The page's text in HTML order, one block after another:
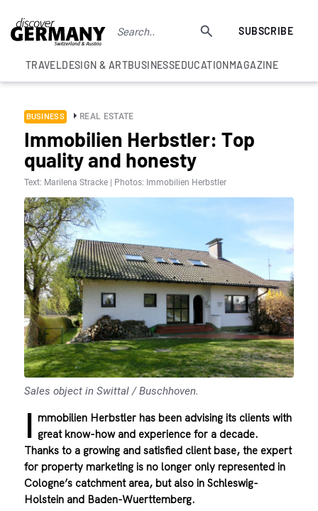
SUBSCRIBE
TRAVELDESIGN & ARTBUSINESSEDUCATIONMAGAZINE
BUSINESS REAL ESTATE
Immobilien Herbstler: Top
quality and honesty
Text: Marilena Stracke | Photos: Immobilien Herbstler
Sales object in Swittal / Buschhoven.
I mmobilien Herbstler has been advising its clients with
great know-how and experience for a decade.
Thanks to a growing and satisfied client base, the expert
for property marketing is no longer only represented in
Cologne’s catchment area, but also in Schleswig-
Holstein and Baden-Wuerttemberg.